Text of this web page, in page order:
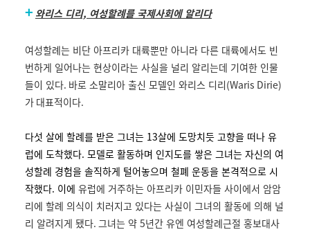
+ 와리스 디리, 여성할례를 국제사회에 알리다
여성할례는 비단 아프리카 대륙뿐만 아니라 다른 대륙에서도 빈
번하게 일어나는 현상이라는 사실을 널리 알리는데 기여한 인물
들이 있다. 바로 소말리아 출신 모델인 와리스 디리(Waris Dirie)
가 대표적이다.
다섯 살에 할례를 받은 그녀는 13살에 도망치듯 고향을 떠나 유
럽에 도착했다. 모델로 활동하며 인지도를 쌓은 그녀는 자신의 여
성할례 경험을 솔직하게 털어놓으며 철폐 운동을 본격적으로 시
작했다. 이에 유럽에 거주하는 아프리카 이민자들 사이에서 암암
리에 할례 의식이 치러지고 있다는 사실이 그녀의 활동에 의해 널
리 알려지게 됐다. 그녀는 약 5년간 유엔 여성할례근절 홍보대사